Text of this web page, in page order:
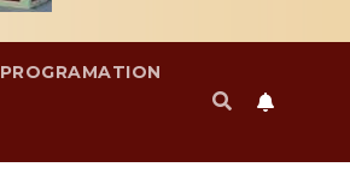
PROGRAMATION